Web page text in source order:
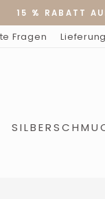
15 % RABATT
Fragen Lieferung